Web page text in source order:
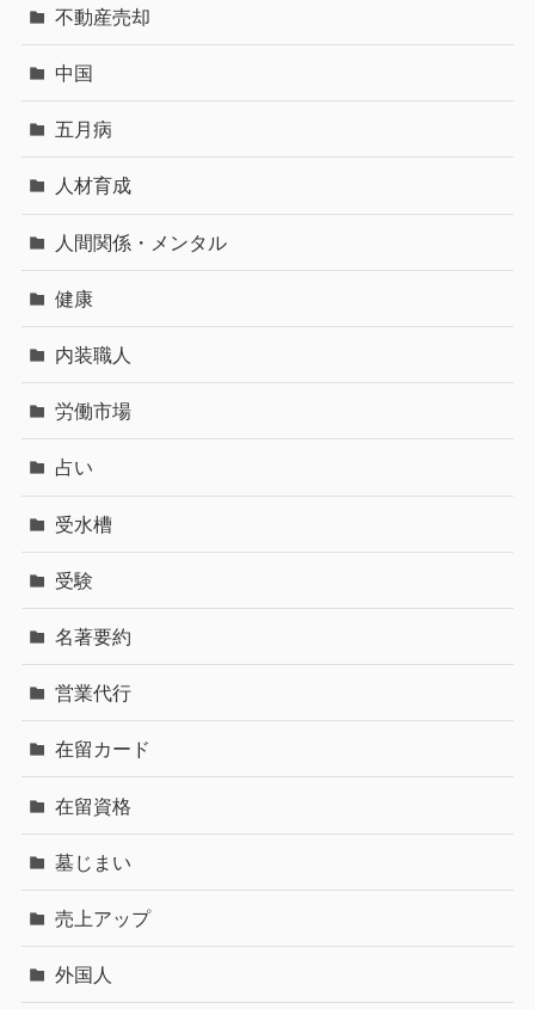
不動産売却
中国
五月病
人材育成
人間関係・メンタル
健康
内装職人
労働市場
占い
受水槽
受験
名著要約
営業代行
在留カード
在留資格
墓じまい
売上アップ
外国人